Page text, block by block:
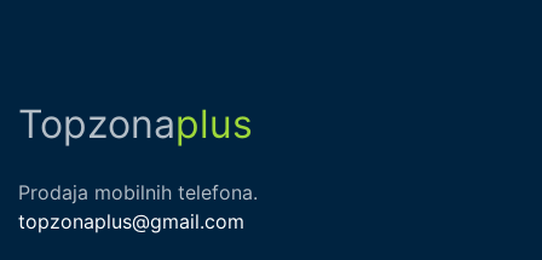
Topzonaplus
Prodaja mobilnih telefona.
topzonaplus@gmail.com